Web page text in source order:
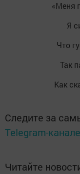
«Меня
Я
Что
Так
Как
Следите за
Telegram-канале
Читайте